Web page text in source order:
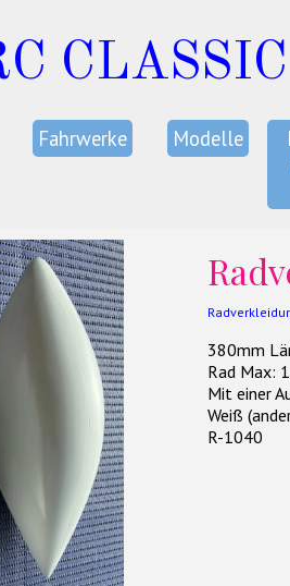
Fahrwerke Modelle
380mm
Rad Max:
Mit einer
Weiß
R-1040